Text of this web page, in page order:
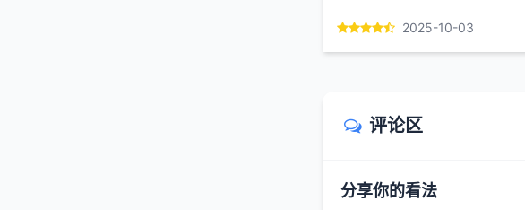
2025-10-03
评论区
分享你的看法